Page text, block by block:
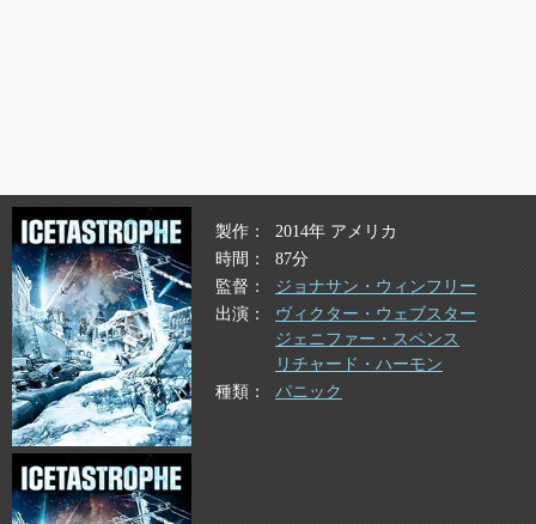
製作
2014年 アメリカ
時間
87分
監督
ジョナサン・ウィンフリー
出演
ヴィクター・ウェブスター
ジェニファー・スペンス
リチャード・ハーモン
種類
パニック